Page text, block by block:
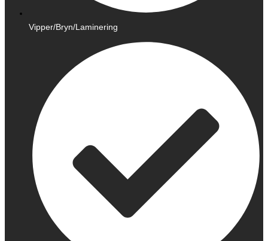
Vipper/Bryn/Laminering